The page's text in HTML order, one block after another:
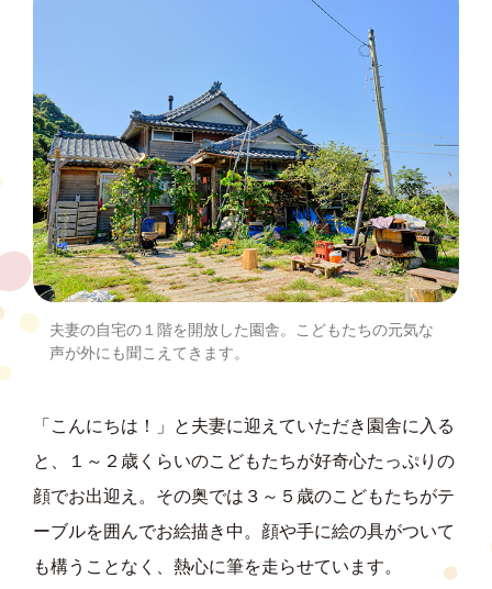
夫妻の自宅の１階を開放した園舎。こどもたちの元気な
声が外にも聞こえてきます。
「こんにちは！」と夫妻に迎えていただき園舎に入る
と、１～２歳くらいのこどもたちが好奇心たっぷりの
顔でお出迎え。その奥では３～５歳のこどもたちがテ
ーブルを囲んでお絵描き中。顔や手に絵の具がついて
も構うことなく、熱心に筆を走らせています。